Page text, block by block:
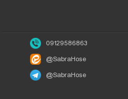
09129586863
@SabraHose
@SabraHose